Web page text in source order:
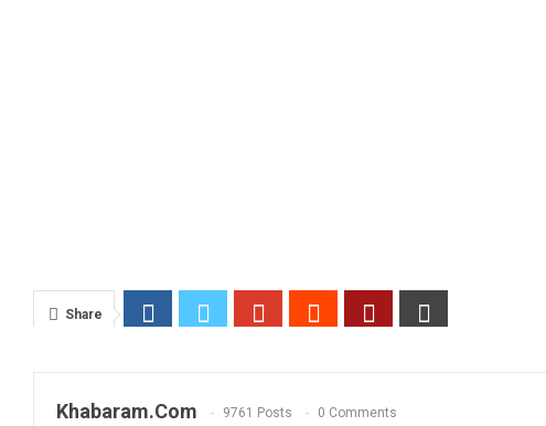
Share
Khabaram.Com 9761 Posts 0 Comments